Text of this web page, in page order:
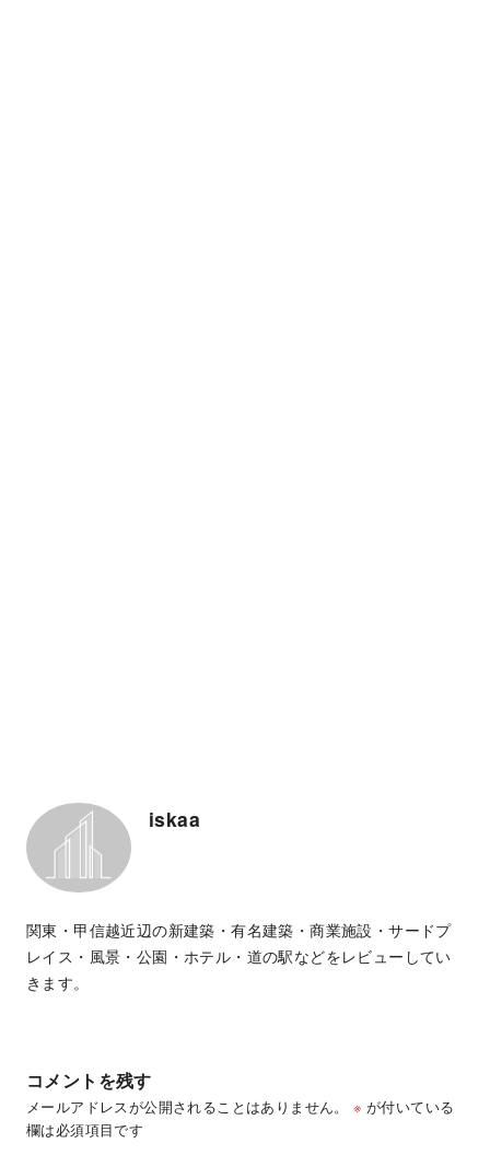
iskaa
関東・甲信越近辺の新建築・有名建築・商業施設・サードプ
レイス・風景・公園・ホテル・道の駅などをレビューしてい
きます。
コメントを残す
メールアドレスが公開されることはありません。 ※ が付いている
欄は必須項目です